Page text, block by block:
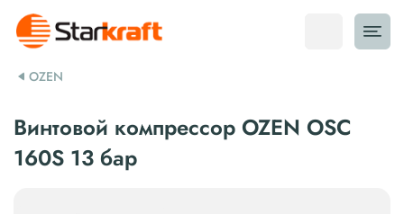
OZEN
Винтовой компрессор OZEN OSC
160S 13 бар